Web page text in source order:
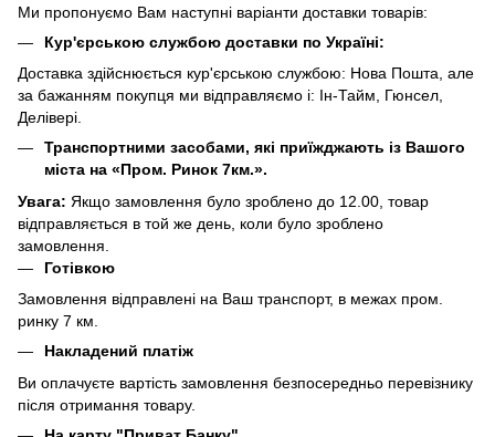
Ми пропонуємо Вам наступні варіанти доставки товарів:
Кур'єрською службою доставки по Україні:
Доставка здійснюється кур'єрською службою: Нова Пошта, але
за бажанням покупця ми відправляємо і: Ін-Тайм, Гюнсел,
Делівері.
Транспортними засобами, які приїжджають із Вашого
міста на «Пром. Ринок 7км.».
Увага: Якщо замовлення було зроблено до 12.00, товар
відправляється в той же день, коли було зроблено
замовлення.
Готівкою
Замовлення відправлені на Ваш транспорт, в межах пром.
ринку 7 км.
Накладений платіж
Ви оплачуєте вартість замовлення безпосередньо перевізнику
після отримання товару.